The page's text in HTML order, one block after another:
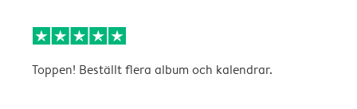
Toppen! Beställt flera album och kalendrar.